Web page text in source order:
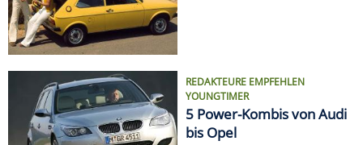
REDAKTEURE EMPFEHLEN
YOUNGTIMER
5 Power-Kombis von Audi
bis Opel